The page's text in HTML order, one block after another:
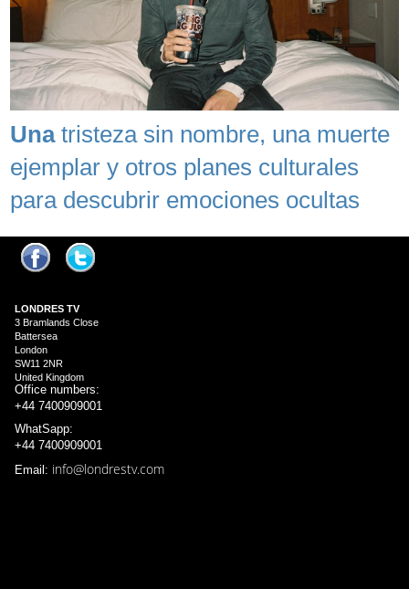
Unatristeza sin nombre, una muerte
ejemplar y otros planes culturales
para descubrir emociones ocultas
LONDRES TV
3 Bramlands Close
Battersea
London
SW11 2NR
United Kingdom
Office numbers:
+44 7400909001
WhatSapp:
+44 7400909001
Email: info@londrestv.com